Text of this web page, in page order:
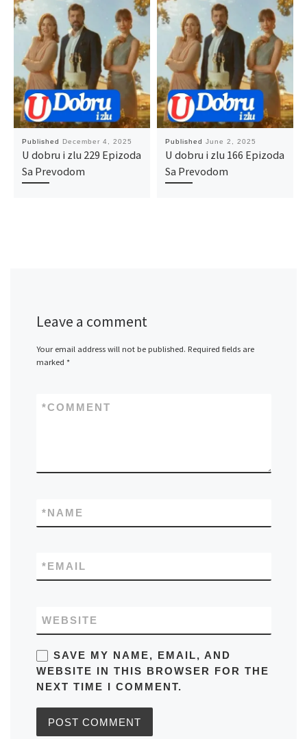
Published December 4, 2025
U dobru i zlu 229 Epizoda
Sa Prevodom
Published June 2, 2025
U dobru i zlu 166 Epizoda
Sa Prevodom
Leave a comment
Your email address will not be published. Required fields are
marked *
COMMENT
*
NAME
*
EMAIL
*
WEBSITE
SAVE MY NAME, EMAIL, AND
WEBSITE IN THIS BROWSER FOR THE
NEXT TIME I COMMENT.